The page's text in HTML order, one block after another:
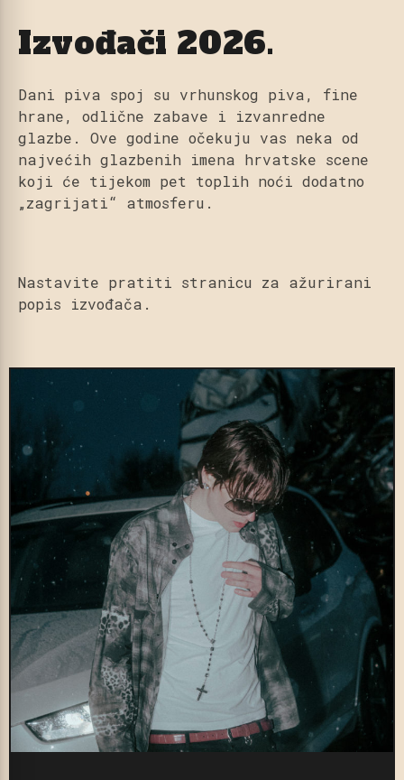
Izvođači 2026.
Dani piva spoj su vrhunskog piva, fine
hrane, odlične zabave i izvanredne
glazbe. Ove godine očekuju vas neka od
najvećih glazbenih imena hrvatske scene
koji će tijekom pet toplih noći dodatno
„zagrijati“ atmosferu.
Nastavite pratiti stranicu za ažurirani
popis izvođača.